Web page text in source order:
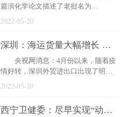
篇演化学论文描述了老挝名为
TamNguHao2洞穴发现的一颗更新世中
2022-05-20
深圳：海运货量大幅增长 外贸进出口回暖
央视网消息：4月份以来，随着疫
情好转，深圳外贸进出口出现了明显
好转，海运货物吞吐量明显增长。来
2022-05-20
西宁卫健委：尽早实现“动态清零”